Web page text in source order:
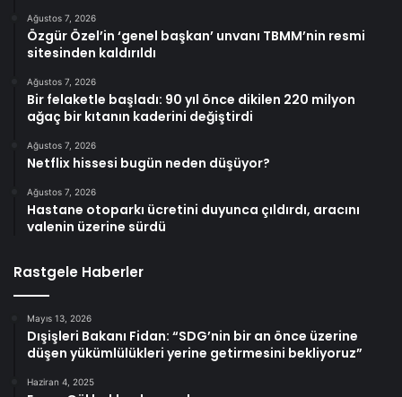
Ağustos 7, 2026
Özgür Özel’in ‘genel başkan’ unvanı TBMM’nin resmi
sitesinden kaldırıldı
Ağustos 7, 2026
Bir felaketle başladı: 90 yıl önce dikilen 220 milyon
ağaç bir kıtanın kaderini değiştirdi
Ağustos 7, 2026
Netflix hissesi bugün neden düşüyor?
Ağustos 7, 2026
Hastane otoparkı ücretini duyunca çıldırdı, aracını
valenin üzerine sürdü
Rastgele Haberler
Mayıs 13, 2026
Dışişleri Bakanı Fidan: “SDG’nin bir an önce üzerine
düşen yükümlülükleri yerine getirmesini bekliyoruz”
Haziran 4, 2025